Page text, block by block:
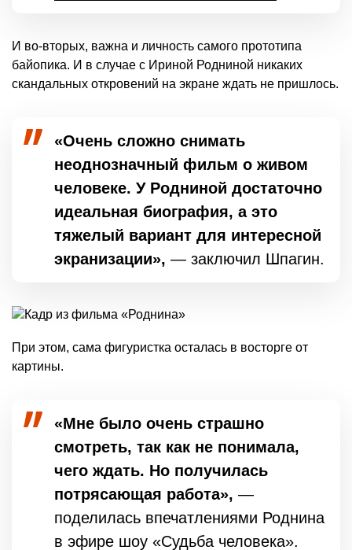
И во-вторых, важна и личность самого прототипа
байопика. И в случае с Ириной Родниной никаких
скандальных откровений на экране ждать не пришлось.
«Очень сложно снимать
неоднозначный фильм о живом
человеке. У Родниной достаточно
идеальная биография, а это
тяжелый вариант для интересной
экранизации», — заключил Шпагин.
При этом, сама фигуристка осталась в восторге от
картины.
«Мне было очень страшно
смотреть, так как не понимала,
чего ждать. Но получилась
потрясающая работа», —
поделилась впечатлениями Роднина
в эфире шоу «Судьба человека».